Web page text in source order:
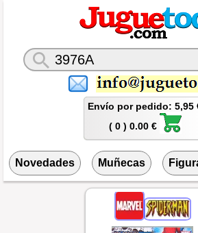
Envío por pedido: 5,95
( 0 ) 0.00 €
Novedades Muñecas